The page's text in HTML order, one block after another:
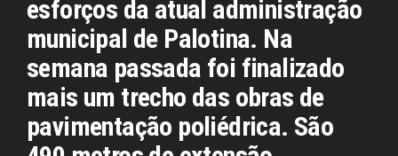
esforços da atual administração
municipal de Palotina. Na
semana passada foi finalizado
mais um trecho das obras de
pavimentação poliédrica. São